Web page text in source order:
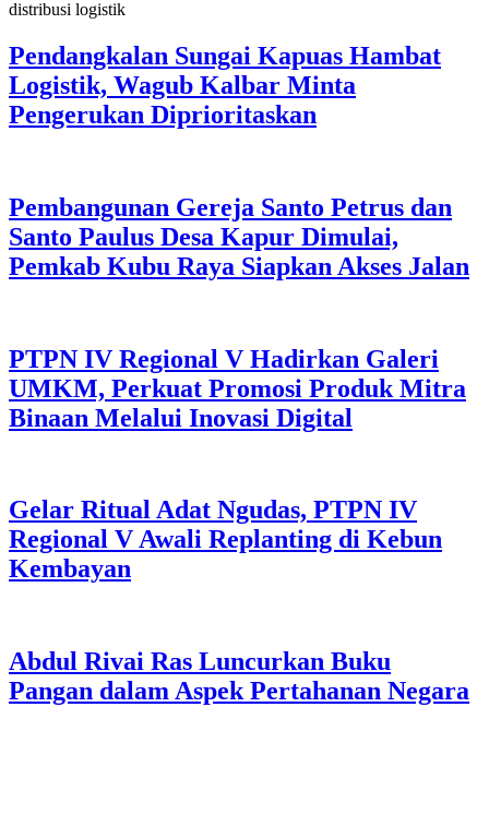
Pendangkalan Sungai Kapuas Hambat
Logistik, Wagub Kalbar Minta
Pengerukan Diprioritaskan
Pembangunan Gereja Santo Petrus dan
Santo Paulus Desa Kapur Dimulai,
Pemkab Kubu Raya Siapkan Akses Jalan
PTPN IV Regional V Hadirkan Galeri
UMKM, Perkuat Promosi Produk Mitra
Binaan Melalui Inovasi Digital
Gelar Ritual Adat Ngudas, PTPN IV
Regional V Awali Replanting di Kebun
Kembayan
Abdul Rivai Ras Luncurkan Buku
Pangan dalam Aspek Pertahanan Negara